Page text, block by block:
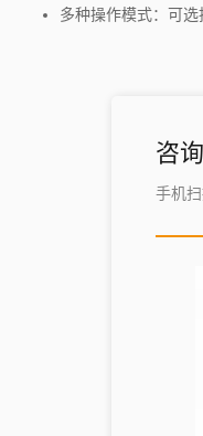
多种操作模式：可
咨
手机